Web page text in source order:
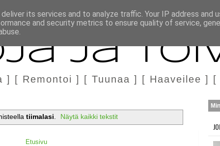
MARKKINOINTI & YHTEISTYÖ
ja
] [ Remontoi ] [ Tuunaa ] [ Haaveilee ] [
tiimalasi. Näytä kaikki tekstit
Etusivu
its services and to analyze traffic. Your IP address and
and security metrics to ensure quality of service,